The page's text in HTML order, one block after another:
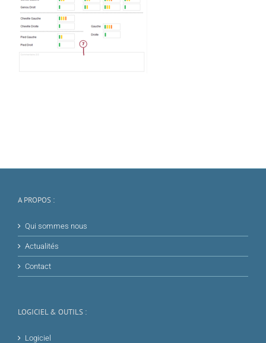
A PROPOS :
Qui sommes nous
Actualités
Contact
LOGICIEL & OUTILS :
Logiciel